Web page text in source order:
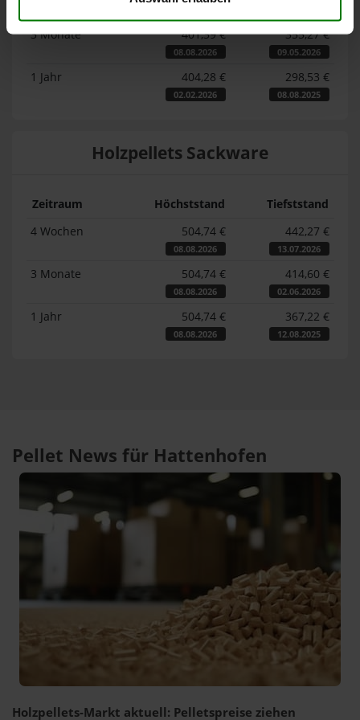
3 Monate 401,39 €
08.08.2026
355,27 €
09.05.2026
1 Jahr 404,28 €
02.02.2026
298,53 €
08.08.2025
Holzpellets Sackware
Zeitraum Höchststand
Tiefststand
4 Wochen
504,74 €
08.08.2026
442,27 €
13.07.2026
3 Monate 504,74 €
08.08.2026
414,60 €
02.06.2026
1 Jahr 504,74 €
08.08.2026
367,22 €
12.08.2025
Pellet News für Hattenhofen
Holzpellets-Markt aktuell: Pelletspreise ziehen